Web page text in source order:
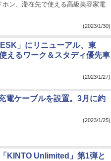
ン、滞在先で使える高級美容家電
(2023/1/30)
」にリニューアル、東
えるワーク＆スタディ優先車
(2023/1/27)
電ケーブルを設置。3月に約
(2023/1/25)
KINTO Unlimited」第1弾と